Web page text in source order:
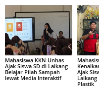
Mahasiswa KKN Unhas
Ajak Siswa SD di Laikang
Belajar Pilah Sampah
lewat Media Interaktif
Ajak
Laikang
Plastik